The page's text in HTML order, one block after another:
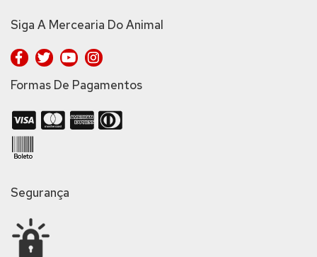
Siga A Mercearia Do Animal
Formas De Pagamentos
Segurança